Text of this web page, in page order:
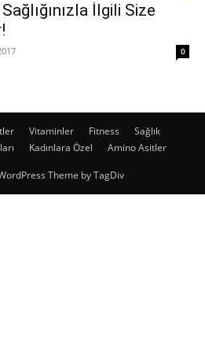
İlgili Size
0
Vitaminler Fitness
Sağlık
Kadınlara Özel Amino Asitler
Theme by TagDiv